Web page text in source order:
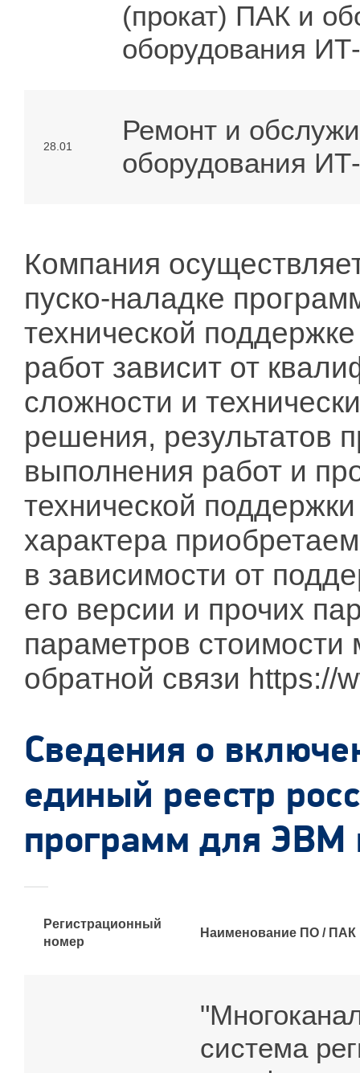
(прокат) ПАК и
оборудования
28.01
Ремонт и
оборудования
Компания
пуско-наладке
технической
работ зависит от
сложности и
решения, результатов
выполнения работ и
технической
характера
в зависимости от
его версии и прочих
параметров
обратной связи https://
Сведения о
единый реестр
программ для ЭВМ
Регистрационный
номер
Наименование ПО / ПАК
система